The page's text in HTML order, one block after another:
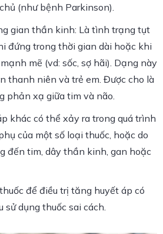
(như bệnh Parkinson).
gian thần kinh: Là tình trạng tụt
đứng trong thời gian dài hoặc khi
mẽ (vd: sốc, sợ hãi). Dạng này
thanh niên và trẻ em. Được cho là
phản xạ giữa tim và não.
khác có thể xảy ra trong quá trình
của một số loại thuốc, hoặc do
đến tim, dây thần kinh, gan hoặc
để điều trị tăng huyết áp có
dụng thuốc sai cách.